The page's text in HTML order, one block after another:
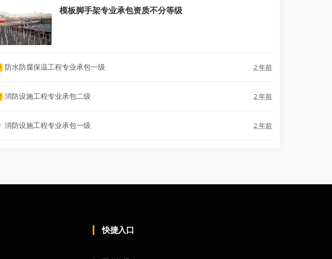
模板脚手架专业承包资质不分等级
防水防腐保温工程专业承包一级 2 年前
消防设施工程专业承包二级 2 年前
消防设施工程专业承包一级 2 年前
快捷入口